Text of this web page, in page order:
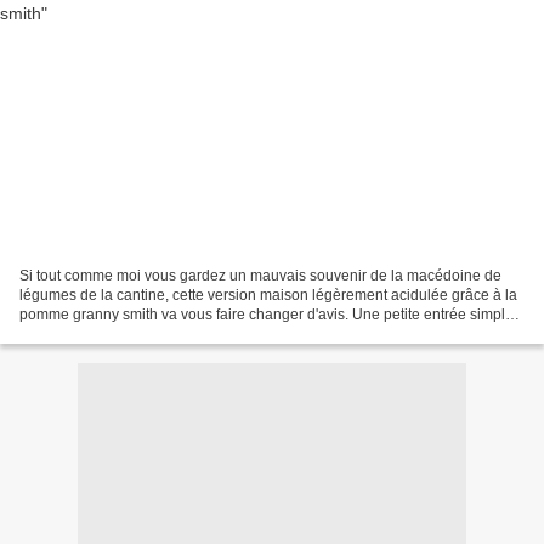
Si tout comme moi vous gardez un mauvais souvenir de la macédoine de
légumes de la cantine, cette version maison légèrement acidulée grâce à la
pomme granny smith va vous faire changer d'avis. Une petite entrée simple,